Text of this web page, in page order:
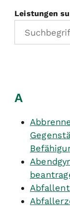
Leistungen
A